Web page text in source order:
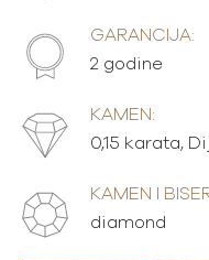
GARANCIJA:
2 godine
KAMEN:
0,15 karata,
KAMEN I
diamond